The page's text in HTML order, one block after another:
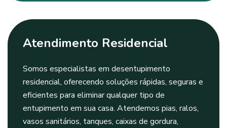
Atendimento Residencial
Somos especialistas em desentupimento
residencial, oferecendo soluções rápidas, seguras e
eficientes para eliminar qualquer tipo de
entupimento em sua casa. Atendemos pias, ralos,
vasos sanitários, tanques, caixas de gordura,